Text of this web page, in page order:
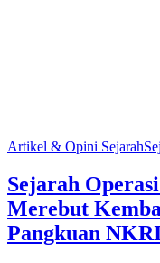
Artikel & Opini Sejarah
Sejarah
Merebut
Pangkuan